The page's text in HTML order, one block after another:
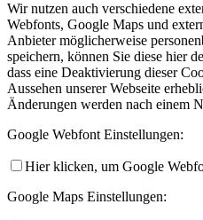
Wir nutzen auch verschiedene
Webfonts, Google Maps und
Anbieter möglicherweise
speichern, können Sie diese hier
dass eine Deaktivierung dieser
Aussehen unserer Webseite
Änderungen werden nach einem
Google Webfont Einstellungen:
Hier klicken, um Google
Google Maps Einstellungen: